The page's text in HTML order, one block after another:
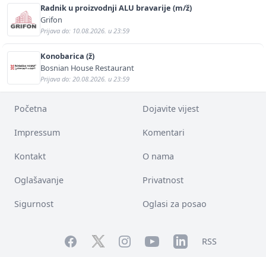
Radnik u proizvodnji ALU bravarije (m/ž)
Grifon
Prijava do: 10.08.2026. u 23:59
Konobarica (ž)
Bosnian House Restaurant
Prijava do: 20.08.2026. u 23:59
Početna Dojavite vijest
Impressum Komentari
Kontakt O nama
Oglašavanje Privatnost
Sigurnost Oglasi za posao
FacebookTwitterInstagramYouTubeLinkedInRSS